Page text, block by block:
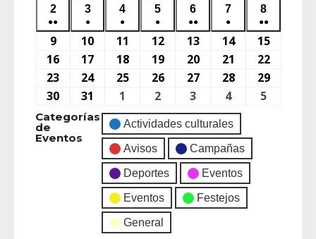
2
●●
3
●
4
●
5
●
6
●●
7
●
8
●●
9 10 11 12 13 14
15
16
17 18 19 20 21
22
23
24 25 26 27 28
29
30
31 1 2 3 4 5
Categorías
de
Eventos
Actividades culturales
Avisos Campañas
Deportes Eventos
Eventos Festejos
General